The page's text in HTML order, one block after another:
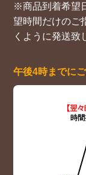
※商品到着希望
望時間だけのご
くように発送致
午後4時までに